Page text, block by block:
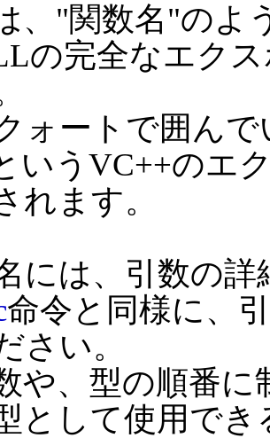
、"関数名"のよ
の完全なエク
ォートで囲ん
いうVC++のエ
れます。
命令と同様に、
さい。
や、型の順番
として使用で